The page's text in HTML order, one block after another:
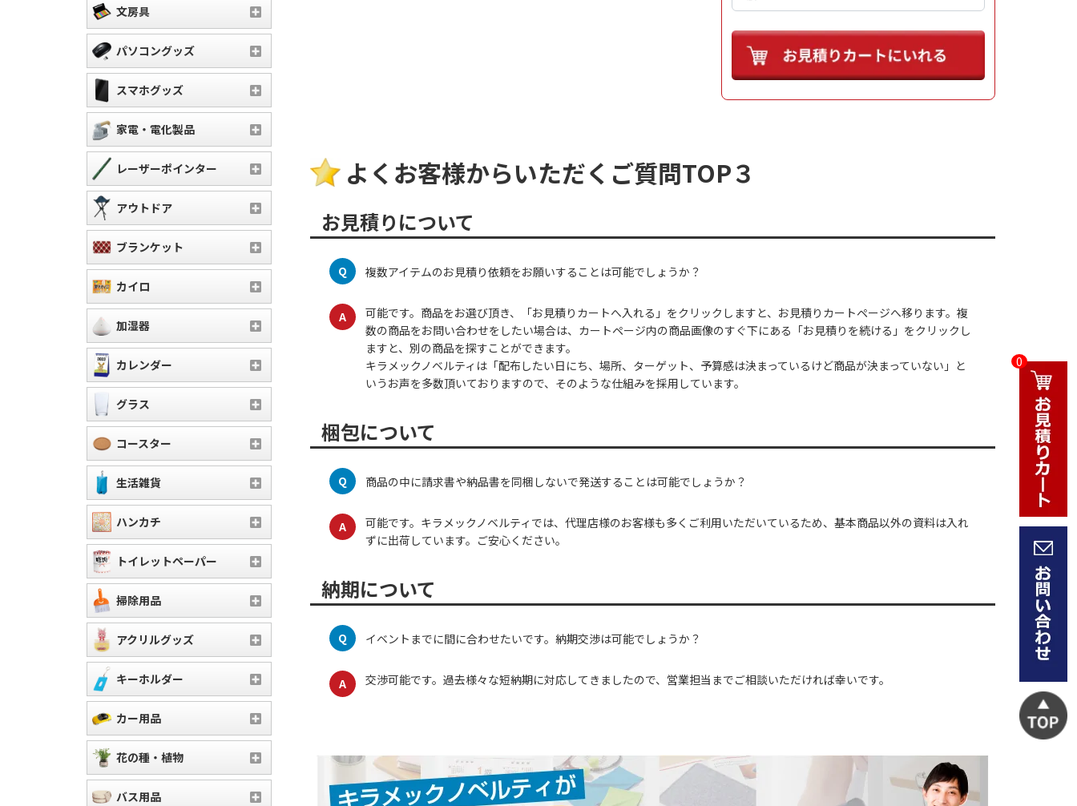
文房具
パソコングッズ
スマホグッズ
家電・電化製品
レーザーポインター
アウトドア
ブランケット
カイロ
加湿器
カレンダー
グラス
コースター
生活雑貨
ハンカチ
トイレットペーパー
掃除用品
アクリルグッズ
キーホルダー
カー用品
花の種・植物
バス用品
よくお客様からいただくご質問TOP３
お見積りについて
Q 複数アイテムのお見積り依頼をお願いすることは可能でしょうか？
A
可能です。商品をお選び頂き、「お見積りカートへ入れる」をクリックしますと、お見積りカートページへ移ります。複
数の商品をお問い合わせをしたい場合は、カートページ内の商品画像のすぐ下にある「お見積りを続ける」をクリックし
ますと、別の商品を探すことができます。
キラメックノベルティは「配布したい日にち、場所、ターゲット、予算感は決まっているけど商品が決まっていない」と
いうお声を多数頂いておりますので、そのような仕組みを採用しています。
梱包について
Q 商品の中に請求書や納品書を同梱しないで発送することは可能でしょうか？
A
可能です。キラメックノベルティでは、代理店様のお客様も多くご利用いただいているため、基本商品以外の資料は入れ
ずに出荷しています。ご安心ください。
納期について
Q イベントまでに間に合わせたいです。納期交渉は可能でしょうか？
A 交渉可能です。過去様々な短納期に対応してきましたので、営業担当までご相談いただければ幸いです。
0